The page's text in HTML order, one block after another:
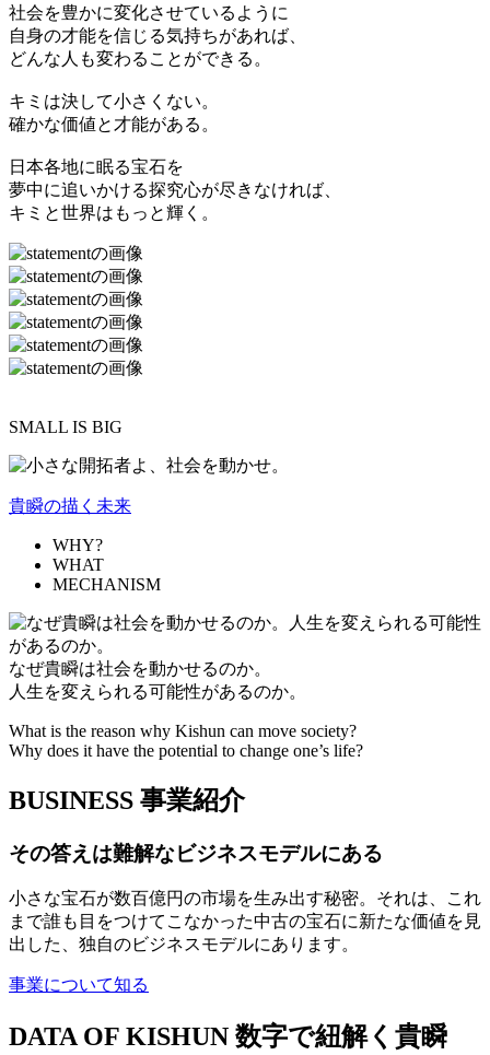
社会を豊かに変化させているように
自身の才能を信じる気持ちがあれば、
どんな人も変わることができる。
キミは決して小さくない。
確かな価値と才能がある。
日本各地に眠る宝石を
夢中に追いかける探究心が尽きなければ、
キミと世界はもっと輝く。
SMALL IS BIG
貴瞬の描く未来
WHY?
WHAT
MECHANISM
なぜ貴瞬は社会を動かせるのか。
人生を変えられる可能性があるのか。
What is the reason why Kishun can move society?
Why does it have the potential to change one’s life?
BUSINESS 事業紹介
その答えは難解なビジネスモデルにある
小さな宝石が数百億円の市場を生み出す秘密。それは、これ
まで誰も目をつけてこなかった中古の宝石に新たな価値を見
出した、独自のビジネスモデルにあります。
事業について知る
DATA OF KISHUN 数字で紐解く貴瞬